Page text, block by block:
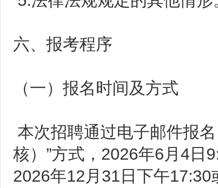
六、报考程序
（一）报名时间及方式
本次招聘通过电子邮件报
核）”方式，2026年6月4日
2026年12月31日下午